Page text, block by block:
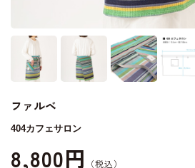
ファルベ
404カフェサロン
8,800円